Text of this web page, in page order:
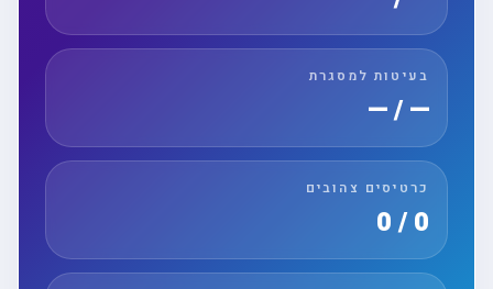
בעיטות למסגרת
— / —
כרטיסים צהובים